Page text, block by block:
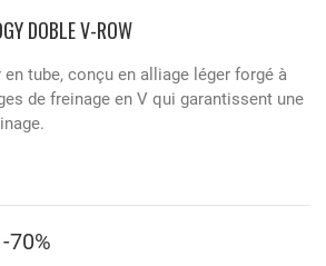
DOBLE V-ROW
tube, conçu en alliage léger forgé à
de freinage en V qui garantissent une
-70%